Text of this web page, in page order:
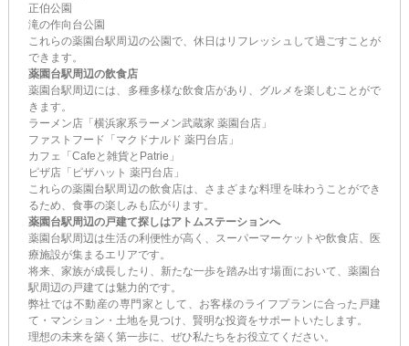
正伯公園
滝の作向台公園
これらの薬園台駅周辺の公園で、休日はリフレッシュして過ごすことが
できます。
薬園台駅周辺の飲食店
薬園台駅周辺には、多種多様な飲食店があり、グルメを楽しむことがで
きます。
ラーメン店「横浜家系ラーメン武蔵家 薬園台店」
ファストフード「マクドナルド 薬円台店」
カフェ「Cafeと雑貨とPatrie」
ピザ店「ピザハット 薬円台店」
これらの薬園台駅周辺の飲食店は、さまざまな料理を味わうことができ
るため、食事の楽しみも広がります。
薬園台駅周辺の戸建て探しはアトムステーションへ
薬園台駅周辺は生活の利便性が高く、スーパーマーケットや飲食店、医
療施設が集まるエリアです。
将来、家族が成長したり、新たな一歩を踏み出す場面において、薬園台
駅周辺の戸建ては魅力的です。
弊社では不動産の専門家として、お客様のライフプランに合った戸建
て・マンション・土地を見つけ、賢明な投資をサポートいたします。
理想の未来を築く第一歩に、ぜひ私たちをお役立てください。